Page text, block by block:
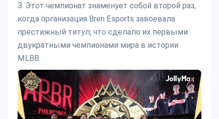
3. Этот чемпионат знаменует собой второй раз,
когда организация Bren Esports завоевала
престижный титул, что сделало их первыми
двукратными чемпионами мира в истории
MLBB.